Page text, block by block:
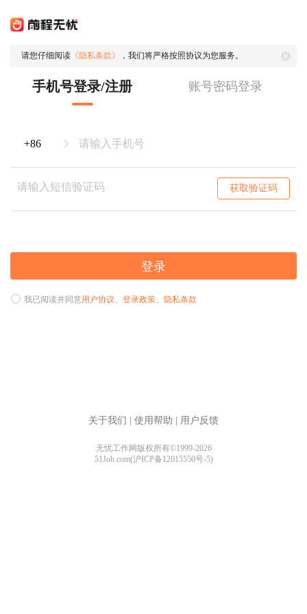
请您仔细阅读 《隐私条款》 ，我们将严格按照协议为您服务。
手机号登录/注册 账号密码登录
获取验证码
登录
我已阅读并同意用户协议、 登录政策、 隐私条款
关于我们 使用帮助 用户反馈
无忧工作网版权所有©1999-2026
51Job.com(沪ICP备12015550号-5)